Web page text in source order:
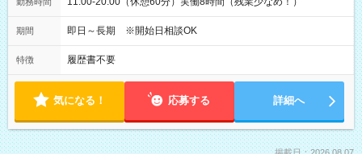
期間 即日～長期 ※開始日相談OK
特徴 履歴書不要
気になる！ 応募する 詳細へ